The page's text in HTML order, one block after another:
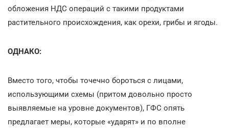
обложения НДС операций с такими продуктами
растительного происхождения, как орехи, грибы и ягоды.
ОДНАКО:
Вместо того, чтобы точечно бороться с лицами,
использующими схемы (притом довольно просто
выявляемые на уровне документов), ГФС опять
предлагает меры, которые «ударят» и по вполне